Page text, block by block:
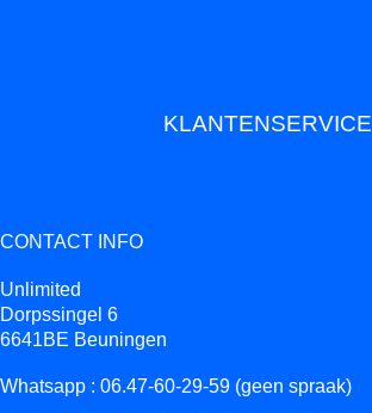
KLANTENSERVICE
CONTACT INFO
Unlimited
Dorpssingel 6
6641BE Beuningen
Whatsapp : 06.47-60-29-59 (geen spraak)